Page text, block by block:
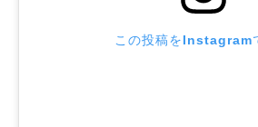
この投稿をInstagram